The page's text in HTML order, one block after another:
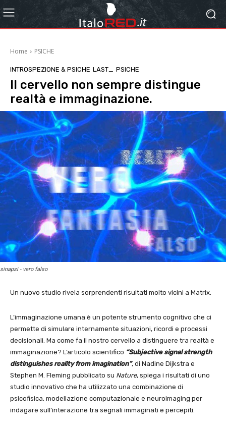
Home PSICHE
INTROSPEZIONE & PSICHE LAST_ PSICHE
Il cervello non sempre distingue
realtà e immaginazione.
sinapsi - vero falso
Un nuovo studio rivela sorprendenti risultati molto vicini a Matrix.
L’immaginazione umana è un potente strumento cognitivo che ci
permette di simulare internamente situazioni, ricordi e processi
decisionali. Ma come fa il nostro cervello a distinguere tra realtà e
immaginazione? L’articolo scientifico “Subjective signal strength
distinguishes reality from imagination”, di Nadine Dijkstra e
Stephen M. Fleming pubblicato su Nature, spiega i risultati di uno
studio innovativo che ha utilizzato una combinazione di
psicofisica, modellazione computazionale e neuroimaging per
indagare sull’interazione tra segnali immaginati e percepiti.